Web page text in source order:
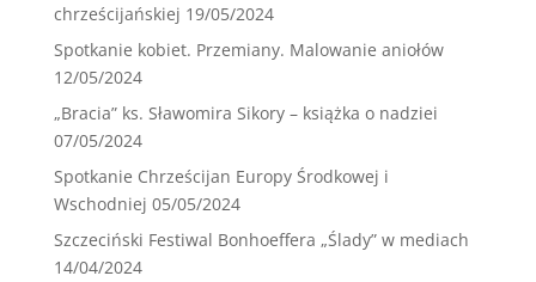
chrześcijańskiej 19/05/2024
Spotkanie kobiet. Przemiany. Malowanie aniołów
12/05/2024
„Bracia” ks. Sławomira Sikory – książka o nadziei
07/05/2024
Spotkanie Chrześcijan Europy Środkowej i
Wschodniej 05/05/2024
Szczeciński Festiwal Bonhoeffera „Ślady” w mediach
14/04/2024